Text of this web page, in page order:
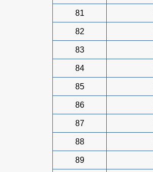
81
82
83
84
85
86
87
88
89